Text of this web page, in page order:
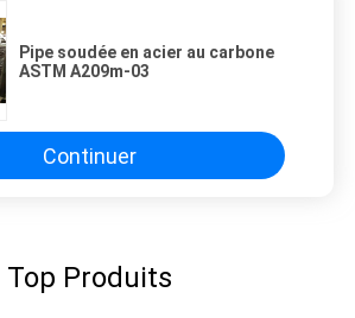
Pipe soudée en acier au carbone
ASTM A209m-03
Continuer
Top Produits